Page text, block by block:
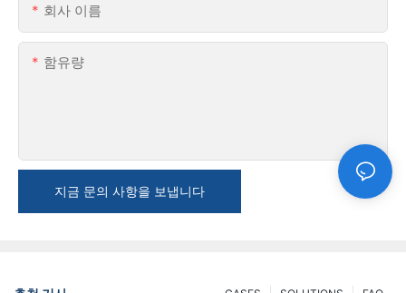
회사 이름
함유량
지금 문의 사항을 보냅니다